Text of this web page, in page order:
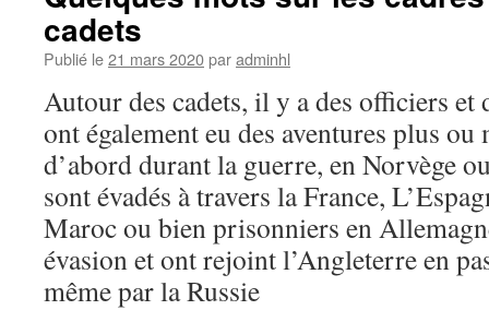
cadets
Publié le21 mars 2020paradminhl
Autour des cadets, il y a des officiers et
ont également eu des aventures plus
d’abord durant la guerre, en Norvège
sont évadés à travers la France,
Maroc ou bien prisonniers en
évasion et ont rejoint l’Angleterre en
même par la Russie